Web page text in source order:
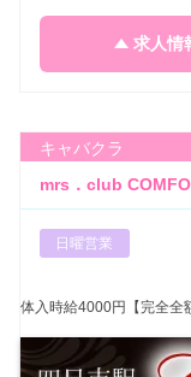
求人情
キャバクラ
mrs．club
日曜営業
体入時給4000円【完全全